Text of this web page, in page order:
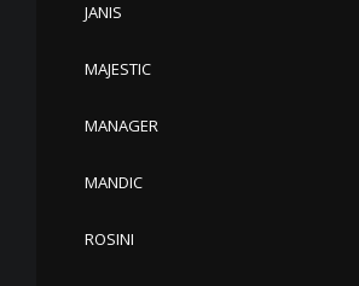
JANIS
MAJESTIC
MANAGER
MANDIC
ROSINI